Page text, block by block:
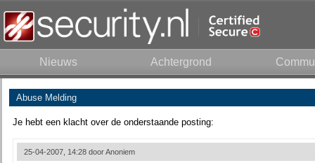
Nieuws Achtergrond
Abuse Melding
Je hebt een klacht over de onderstaande posting:
25-04-2007, 14:28 doorAnoniem